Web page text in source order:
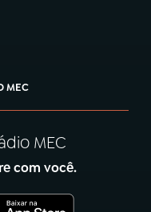
MEC
MEC
com você.